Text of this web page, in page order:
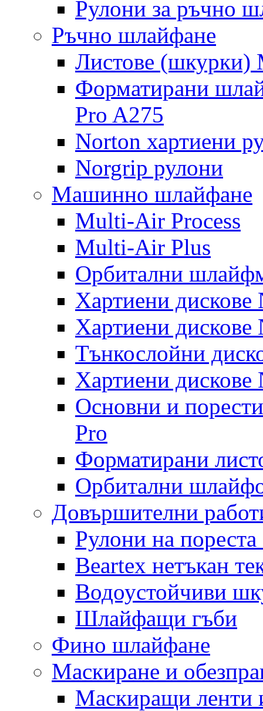
Рулони за ръчно
Ръчно шлайфане
Листове
Форматирани
Pro A275
Norton хартиени
Norgrip рулони
Машинно шлайфане
Multi-Air Process
Multi-Air Plus
Орбитални
Хартиени
Хартиени
Тънкослойни
Хартиени
Основни и
Pro
Форматирани
Орбитални
Довършителни
Рулони на
Beartex нетъкан
Водоустойчиви
Шлайфащи гъби
Фино шлайфане
Маскиране и
Маскиращи ленти